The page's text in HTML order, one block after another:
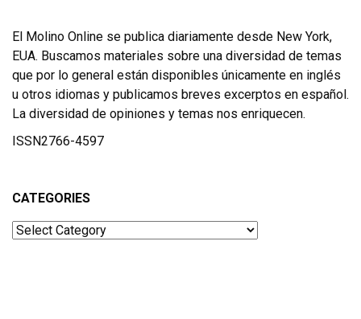
El Molino Online se publica diariamente desde New York,
EUA. Buscamos materiales sobre una diversidad de temas
que por lo general están disponibles únicamente en inglés
u otros idiomas y publicamos breves excerptos en español.
La diversidad de opiniones y temas nos enriquecen.
ISSN2766-4597
CATEGORIES
Categories